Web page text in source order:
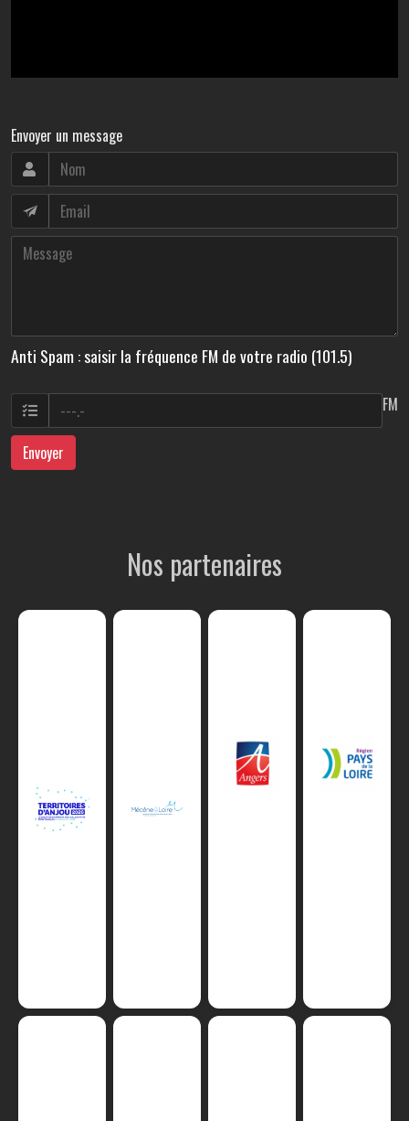
Envoyer un message
Anti Spam : saisir la fréquence FM de votre radio (101.5)
FM
Envoyer
Nos partenaires